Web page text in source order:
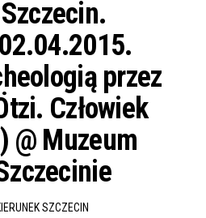
przez
Człowiek
@ Muzeum
SZCZECIN